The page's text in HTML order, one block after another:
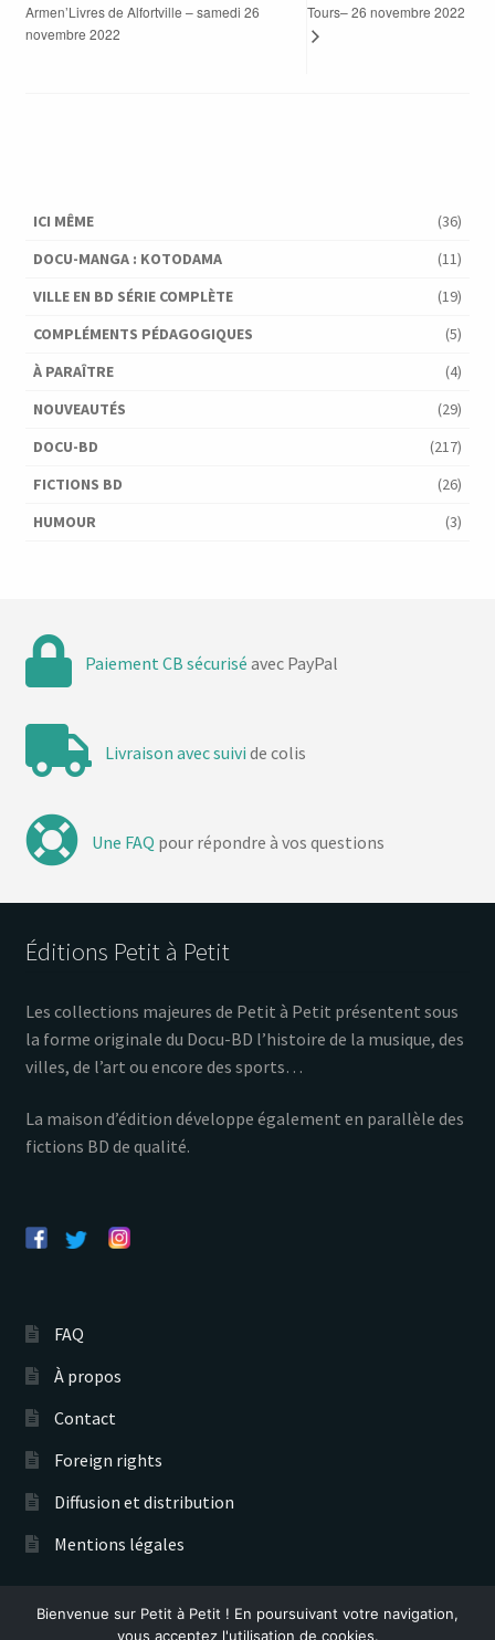
Armen’Livres de Alfortville – samedi 26
novembre 2022
Tours– 26 novembre 2022
ICI MÊME
(36)
DOCU-MANGA : KOTODAMA
(11)
VILLE EN BD SÉRIE COMPLÈTE
(19)
COMPLÉMENTS PÉDAGOGIQUES
(5)
À PARAÎTRE
(4)
NOUVEAUTÉS
(29)
DOCU-BD
(217)
FICTIONS BD
(26)
HUMOUR
(3)
Paiement CB sécurisé avec PayPal
Livraison avec suivi de colis
Une FAQ pour répondre à vos questions
Éditions Petit à Petit
Les collections majeures de Petit à Petit présentent sous
la forme originale du Docu-BD l’histoire de la musique, des
villes, de l’art ou encore des sports…
La maison d’édition développe également en parallèle des
fictions BD de qualité.
FAQ
À propos
Contact
Foreign rights
Diffusion et distribution
Mentions légales
Éditions Petit à Petit © 2026
Bienvenue sur Petit à Petit ! En poursuivant votre navigation,
vous acceptez l'utilisation de cookies.